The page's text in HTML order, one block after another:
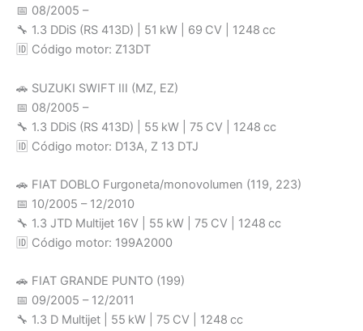
📅 08/2005 –
🔧 1.3 DDiS (RS 413D) | 51 kW | 69 CV | 1248 cc
🆔 Código motor: Z13DT
🚗 SUZUKI SWIFT III (MZ, EZ)
📅 08/2005 –
🔧 1.3 DDiS (RS 413D) | 55 kW | 75 CV | 1248 cc
🆔 Código motor: D13A, Z 13 DTJ
🚗 FIAT DOBLO Furgoneta/monovolumen (119, 223)
📅 10/2005 – 12/2010
🔧 1.3 JTD Multijet 16V | 55 kW | 75 CV | 1248 cc
🆔 Código motor: 199A2000
🚗 FIAT GRANDE PUNTO (199)
📅 09/2005 – 12/2011
🔧 1.3 D Multijet | 55 kW | 75 CV | 1248 cc